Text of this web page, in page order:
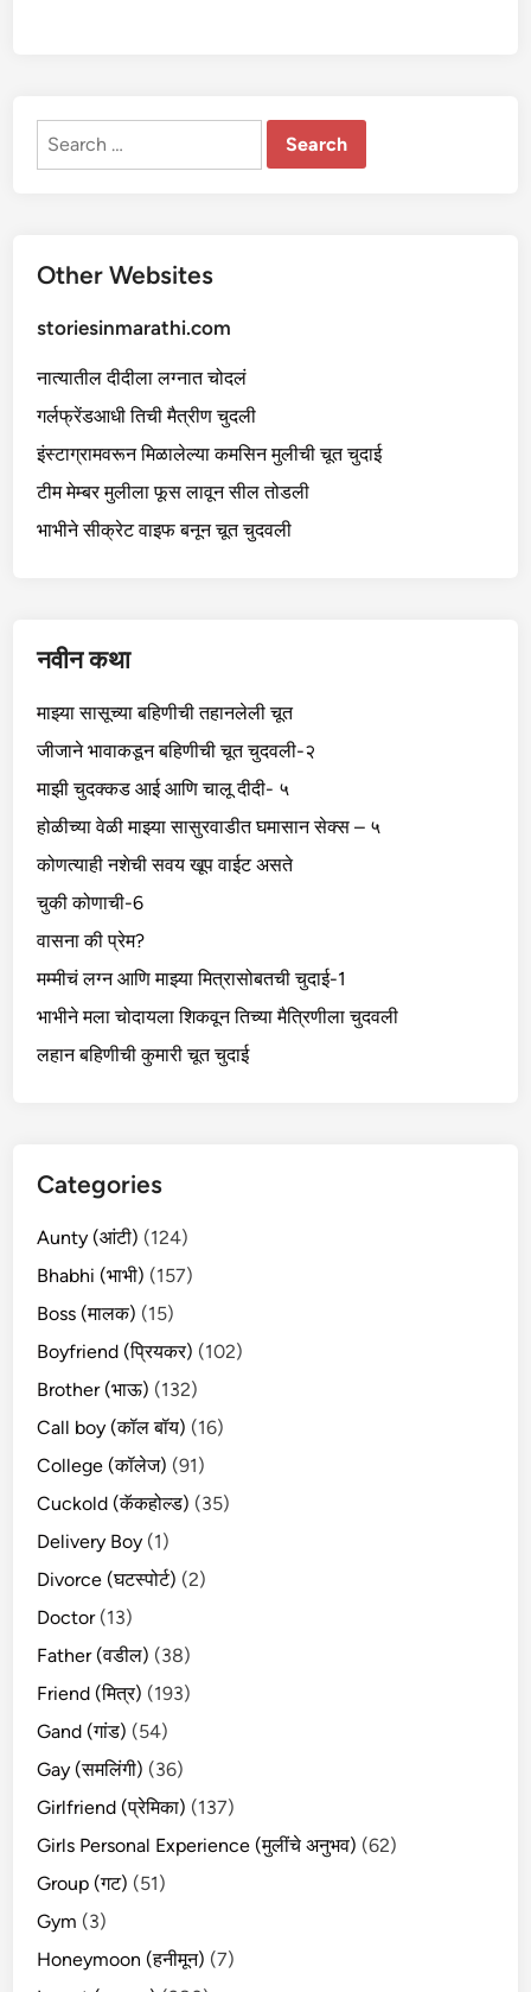
Search
Other Websites
storiesinmarathi.com
नात्यातील दीदीला लग्नात चोदलं
गर्लफ्रेंडआधी तिची मैत्रीण चुदली
इंस्टाग्रामवरून मिळालेल्या कमसिन मुलीची चूत चुदाई
टीम मेम्बर मुलीला फूस लावून सील तोडली
भाभीने सीक्रेट वाइफ बनून चूत चुदवली
नवीन कथा
माझ्या सासूच्या बहिणीची तहानलेली चूत
जीजाने भावाकडून बहिणीची चूत चुदवली-२
माझी चुदक्कड आई आणि चालू दीदी- ५
होळीच्या वेळी माझ्या सासुरवाडीत घमासान सेक्स – ५
कोणत्याही नशेची सवय खूप वाईट असते
चुकी कोणाची-6
वासना की प्रेम?
मम्मीचं लग्न आणि माझ्या मित्रासोबतची चुदाई-1
भाभीने मला चोदायला शिकवून तिच्या मैत्रिणीला चुदवली
लहान बहिणीची कुमारी चूत चुदाई
Categories
Aunty (आंटी) (124)
Bhabhi (भाभी) (157)
Boss (मालक) (15)
Boyfriend (प्रियकर) (102)
Brother (भाऊ) (132)
Call boy (कॉल बॉय) (16)
College (कॉलेज) (91)
Cuckold (कॅकहोल्ड) (35)
Delivery Boy (1)
Divorce (घटस्पोर्ट) (2)
Doctor(13)
Father (वडील) (38)
Friend (मित्र) (193)
Gand (गांड) (54)
Gay (समलिंगी) (36)
Girlfriend (प्रेमिका) (137)
Girls Personal Experience (मुलींचे अनुभव) (62)
Group (गट) (51)
Gym (3)
Honeymoon (हनीमून) (7)